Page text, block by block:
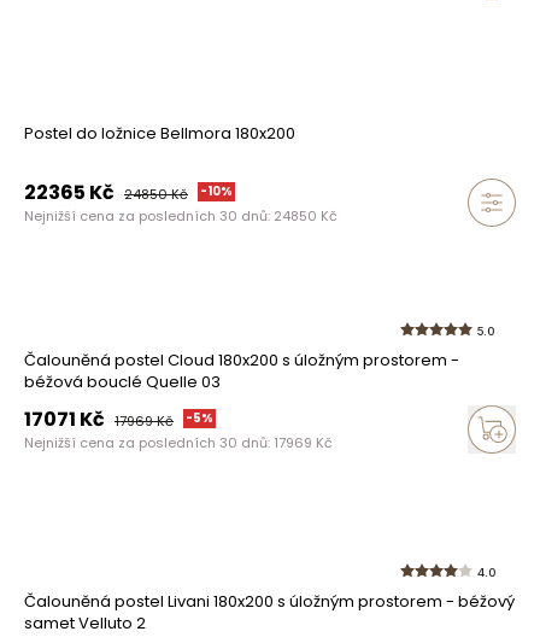
Postel do ložnice Bellmora 180x200
22365 Kč 24850Kč -10%
Nejnižší cena za posledních 30 dnů: 24850 Kč
5.0
Čalouněná postel Cloud 180x200 s úložným prostorem -
béžová bouclé Quelle 03
17071 Kč 17969Kč -5%
Nejnižší cena za posledních 30 dnů: 17969 Kč
4.0
Čalouněná postel Livani 180x200 s úložným prostorem - béžový
samet Velluto 2